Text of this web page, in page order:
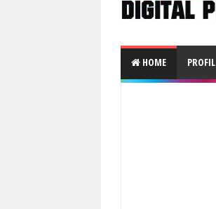
HOME PROFIL